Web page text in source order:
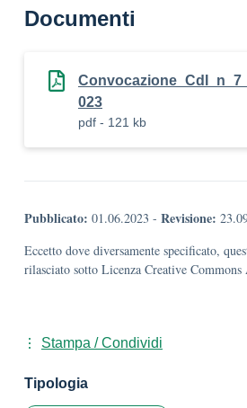
Documenti
023
pdf - 121 kb
Pubblicato: 01.06.2023 - Revisione:
Eccetto dove diversamente specificato,
rilasciato sotto Licenza Creative
Stampa / Condividi
Tipologia